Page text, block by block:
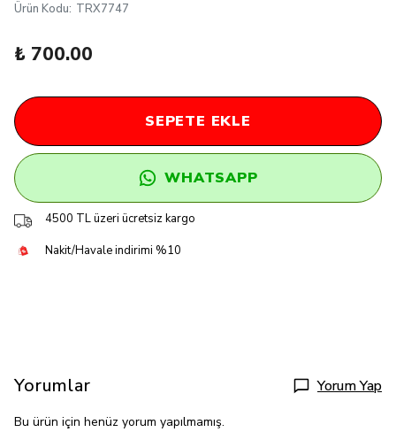
Ürün Kodu: TRX7747
₺ 700.00
SEPETE EKLE
WHATSAPP
4500 TL üzeri ücretsiz kargo
Nakit/Havale indirimi %10
Yorumlar Yorum Yap
Bu ürün için henüz yorum yapılmamış.